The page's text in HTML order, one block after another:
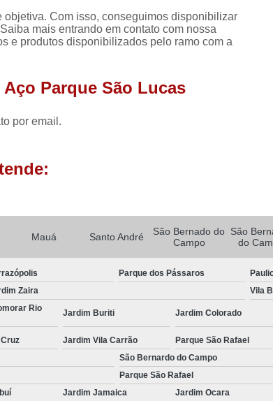
Porta de Rolo para Loja
Porta Loja
Empresa de Porta Rolante Automática
Porta Rolante Automática Comercial
Porta Rolo Automática para
Porta Rolo Automática
Porta Rolo de Aço Automática
Porta Rolo Motorizada
Portão
Portão Automático Comercial
Portão Automático de Garagem
Portão Automático Duas Bandas
Portão
Com isso, conseguimos disponibilizar
mais entrando em contato com nossa
e produtos disponibilizados pelo ramo com a
Parque São Lucas
por email.
Mauá Santo André
São Bernado do
Campo
São
do
Parque dos Pássaros
Zaira Vila
Rio
Jardim Buriti Jardim Colorado
Jardim Vila Carrão Parque São Rafael
São Bernardo do Campo
Parque São Rafael
Jardim Jamaica Jardim Ocara